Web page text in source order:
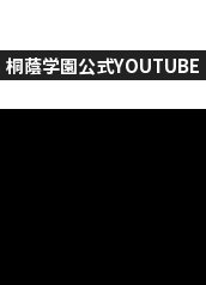
桐蔭学園公式YOUTUBE